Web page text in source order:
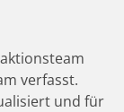
verfasst.
und für